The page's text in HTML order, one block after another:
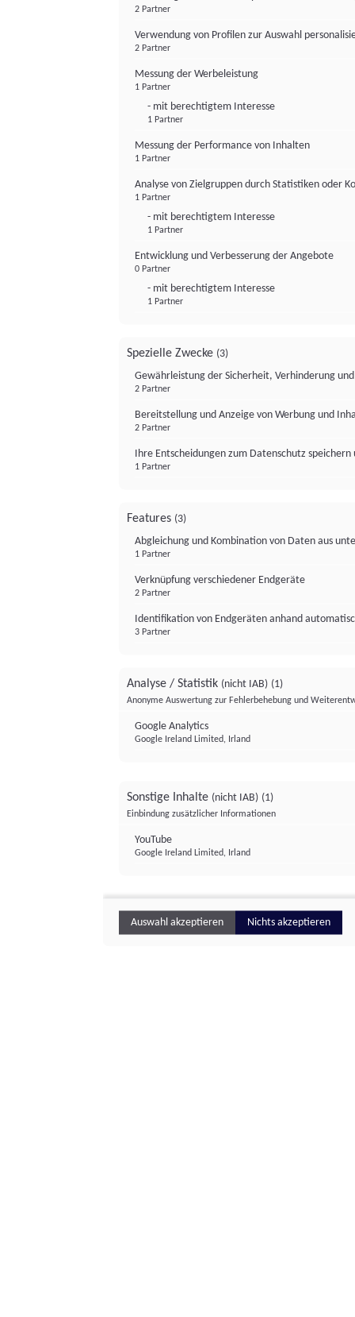
2 Partner
Verwendung von Profilen zur Auswahl
2 Partner
Messung der Werbeleistung
1 Partner
- mit berechtigtem Interesse
1 Partner
Messung der Performance von Inhalten
1 Partner
Analyse von Zielgruppen durch Statistiken oder
1 Partner
- mit berechtigtem Interesse
1 Partner
Entwicklung und Verbesserung der Angebote
0 Partner
- mit berechtigtem Interesse
1 Partner
Spezielle Zwecke (3)
Gewährleistung der Sicherheit, Verhinderung
2 Partner
Bereitstellung und Anzeige von Werbung und
2 Partner
Ihre Entscheidungen zum Datenschutz
1 Partner
Features (3)
Abgleichung und Kombination von Daten aus
1 Partner
Verknüpfung verschiedener Endgeräte
2 Partner
Identifikation von Endgeräten anhand
3 Partner
Analyse / Statistik (nicht IAB) (1)
Anonyme Auswertung zur Fehlerbehebung und
Google Analytics
Google Ireland Limited, Irland
Sonstige Inhalte (nicht IAB) (1)
Einbindung zusätzlicher Informationen
YouTube
Google Ireland Limited, Irland
Auswahl akzeptieren Nichts akzeptieren